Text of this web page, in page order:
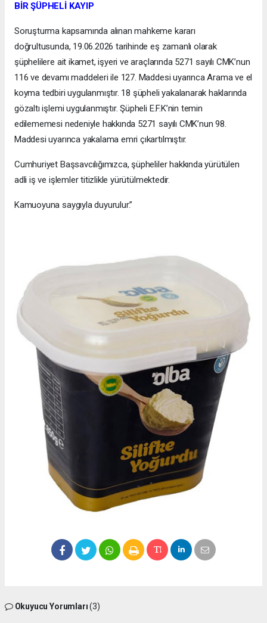
BİR ŞÜPHELİ KAYIP
Soruşturma kapsamında alınan mahkeme kararı
doğrultusunda, 19.06.2026 tarihinde eş zamanlı olarak
şüphelilere ait ikamet, işyeri ve araçlarında 5271 sayılı CMK’nun
116 ve devamı maddeleri ile 127. Maddesi uyarınca Arama ve el
koyma tedbiri uygulanmıştır. 18 şüpheli yakalanarak haklarında
gözaltı işlemi uygulanmıştır. Şüpheli E.F.K’nin temin
edilememesi nedeniyle hakkında 5271 sayılı CMK’nun 98.
Maddesi uyarınca yakalama emri çıkartılmıştır.
Cumhuriyet Başsavcılığımızca, şüpheliler hakkında yürütülen
adli iş ve işlemler titizlikle yürütülmektedir.
Kamuoyuna saygıyla duyurulur.”
Okuyucu Yorumları(3)